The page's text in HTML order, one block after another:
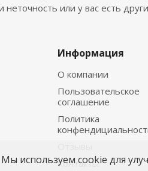
неточность или у вас есть
Информация
О компании
Пользовательское
соглашение
Политика
Контакты
Мы используем cookie для